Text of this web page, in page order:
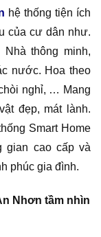
hệ thống tiện ích
của cư dân như.
thông minh,
nước. Hoa theo
nghỉ, … Mang
đẹp, mát lành.
Smart Home
gian cao cấp và
phúc gia đình.
Nhơn tầm nhìn